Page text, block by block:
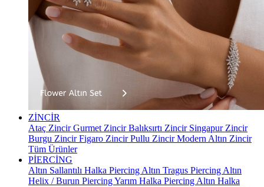
ZİNCİR
Ataç ZincirGurmet ZincirBalıksırtı Zincir Singapur Zincir
Burgu ZincirFigaro ZincirPullu ZincirModern Altın Zincir
Tüm Ürünler
PİERCİNG
Altın Sallantılı Halka Piercing Altın Tragus Piercing Altın
Helix / Burun PiercingYarım Halka Piercing Altın Halka